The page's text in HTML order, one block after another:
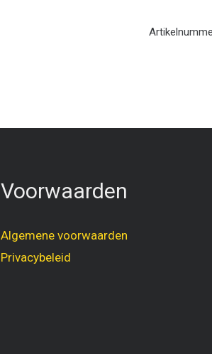
Voorwaarden
Algemene voorwaarden
Privacybeleid